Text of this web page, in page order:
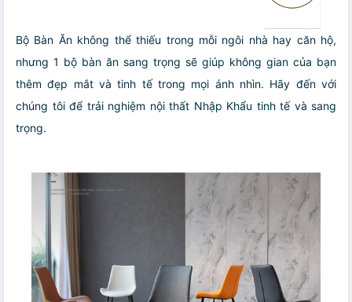
Bộ Bàn Ăn không thể thiếu trong mỗi ngôi nhà hay căn hộ,
nhưng 1 bộ bàn ăn sang trọng sẽ giúp không gian của bạn
thêm đẹp mắt và tinh tế trong mọi ánh nhìn. Hãy đến với
chúng tôi để trải nghiệm nội thất Nhập Khẩu tinh tế và sang
trọng.